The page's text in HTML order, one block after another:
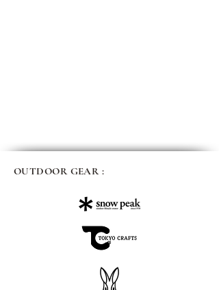
OUTDOOR GEAR :